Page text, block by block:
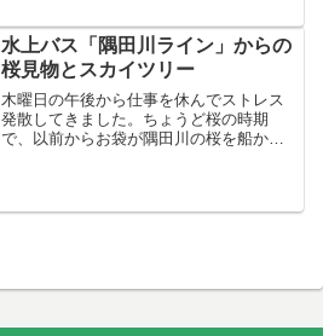
水上バス「隅田川ライン」からの
桜見物とスカイツリー
木曜日の午後から仕事を休んでストレス
発散してきました。ちょうど桜の時期
で、以前からお袋が隅田川の桜を船から
に開通した上野東京ライ...